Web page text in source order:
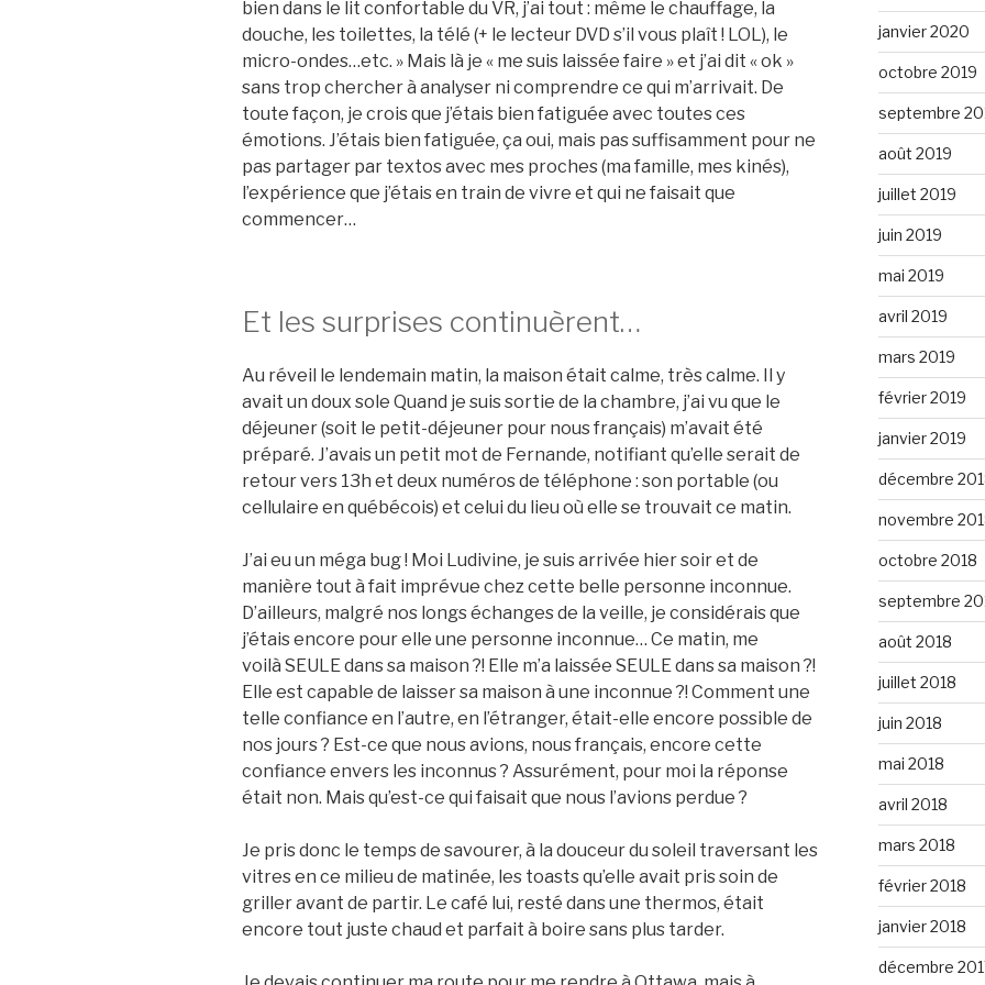
bien dans le lit confortable du VR, j’ai tout : même le chauffage, la
douche, les toilettes, la télé (+ le lecteur DVD s’il vous plaît ! LOL), le
micro-ondes…etc. » Mais là je « me suis laissée faire » et j’ai dit « ok »
sans trop chercher à analyser ni comprendre ce qui m’arrivait. De
toute façon, je crois que j’étais bien fatiguée avec toutes ces
émotions. J’étais bien fatiguée, ça oui, mais pas suffisamment pour ne
pas partager par textos avec mes proches (ma famille, mes kinés),
l’expérience que j’étais en train de vivre et qui ne faisait que
commencer…
Et les surprises continuèrent…
Au réveil le lendemain matin, la maison était calme, très calme. Il y
avait un doux sole Quand je suis sortie de la chambre, j’ai vu que le
déjeuner (soit le petit-déjeuner pour nous français) m’avait été
préparé. J’avais un petit mot de Fernande, notifiant qu’elle serait de
retour vers 13h et deux numéros de téléphone : son portable (ou
cellulaire en québécois) et celui du lieu où elle se trouvait ce matin.
J’ai eu un méga bug ! Moi Ludivine, je suis arrivée hier soir et de
manière tout à fait imprévue chez cette belle personne inconnue.
D’ailleurs, malgré nos longs échanges de la veille, je considérais que
j’étais encore pour elle une personne inconnue… Ce matin, me
voilà SEULE dans sa maison ?! Elle m’a laissée SEULE dans sa maison ?!
Elle est capable de laisser sa maison à une inconnue ?! Comment une
telle confiance en l’autre, en l’étranger, était-elle encore possible de
nos jours ? Est-ce que nous avions, nous français, encore cette
confiance envers les inconnus ? Assurément, pour moi la réponse
était non. Mais qu’est-ce qui faisait que nous l’avions perdue ?
Je pris donc le temps de savourer, à la douceur du soleil traversant les
vitres en ce milieu de matinée, les toasts qu’elle avait pris soin de
griller avant de partir. Le café lui, resté dans une thermos, était
encore tout juste chaud et parfait à boire sans plus tarder.
janvier 2020
octobre 2019
septembre
août 2019
juillet 2019
juin 2019
mai 2019
avril 2019
mars 2019
février 2019
janvier 2019
décembre
novembre
octobre 2018
septembre
août 2018
juillet 2018
juin 2018
mai 2018
avril 2018
mars 2018
février 2018
janvier 2018
décembre